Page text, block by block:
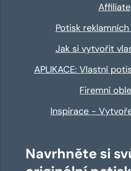
Affiliate
Potisk
Jak si vytvořit
APLIKACE: Vlastní
Firemní
Inspirace -
Navrhněte si